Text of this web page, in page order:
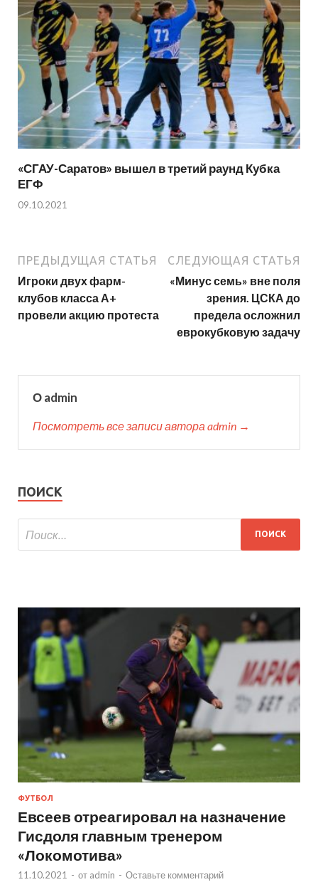
«СГАУ-Саратов» вышел в третий раунд Кубка
ЕГФ
09.10.2021
ПРЕДЫДУЩАЯ СТАТЬЯ
Игроки двух фарм-
клубов класса А+
провели акцию протеста
СЛЕДУЮЩАЯ СТАТЬЯ
«Минус семь» вне поля
зрения. ЦСКА до
предела осложнил
еврокубковую задачу
О admin
Посмотреть все записи автора admin →
ПОИСК
ФУТБОЛ
Евсеев отреагировал на назначение
Гисдоля главным тренером
«Локомотива»
11.10.2021 - от admin - Оставьте комментарий